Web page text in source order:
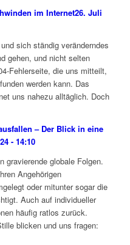
im Internet26. Juli
sich ständig veränderndes
gehen, und nicht selten
Fehlerseite, die uns mitteilt,
werden kann. Das
uns nahezu alltäglich. Doch
– Der Blick in eine
- 14:10
gravierende globale Folgen.
Angehörigen
oder mitunter sogar die
Auch auf individueller
häufig ratlos zurück.
blicken und uns fragen: